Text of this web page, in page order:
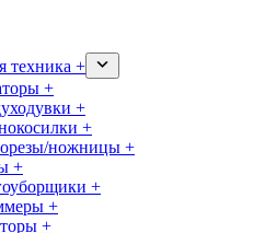
техника +
+
+
+
ножницы +
+
+
+
+